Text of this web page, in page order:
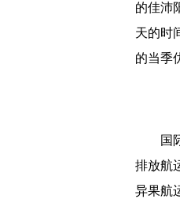
的佳沛
天的时
的当季
国
排放航
异果航